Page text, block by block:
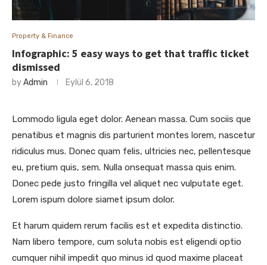
Property & Finance
Infographic: 5 easy ways to get that traffic ticket
dismissed
byAdmin Eylül 6, 2018
Lommodo ligula eget dolor. Aenean massa. Cum sociis que
penatibus et magnis dis parturient montes lorem, nascetur
ridiculus mus. Donec quam felis, ultricies nec, pellentesque
eu, pretium quis, sem. Nulla onsequat massa quis enim.
Donec pede justo fringilla vel aliquet nec vulputate eget.
Lorem ispum dolore siamet ipsum dolor.
Et harum quidem rerum facilis est et expedita distinctio.
Nam libero tempore, cum soluta nobis est eligendi optio
cumquer nihil impedit quo minus id quod maxime placeat